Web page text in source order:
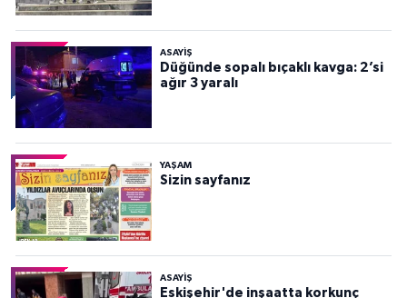
ASAYİŞ
Düğünde sopalı bıçaklı kavga: 2’si
ağır 3 yaralı
YAŞAM
Sizin sayfanız
ASAYİŞ
Eskişehir'de inşaatta korkunç